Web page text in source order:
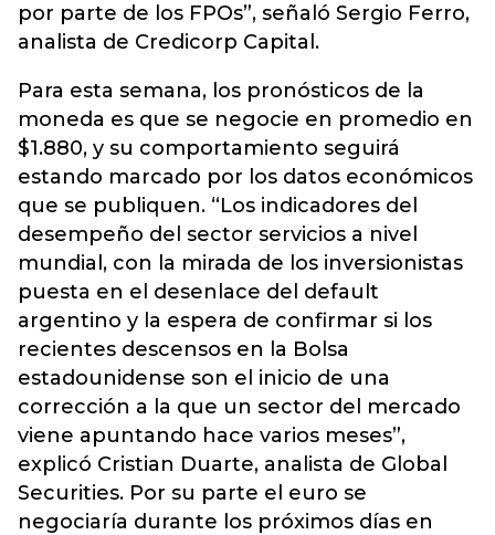
por parte de los FPOs”, señaló Sergio Ferro,
analista de Credicorp Capital.
Para esta semana, los pronósticos de la
moneda es que se negocie en promedio en
$1.880, y su comportamiento seguirá
estando marcado por los datos económicos
que se publiquen. “Los indicadores del
desempeño del sector servicios a nivel
mundial, con la mirada de los inversionistas
puesta en el desenlace del default
argentino y la espera de confirmar si los
recientes descensos en la Bolsa
estadounidense son el inicio de una
corrección a la que un sector del mercado
viene apuntando hace varios meses”,
explicó Cristian Duarte, analista de Global
Securities. Por su parte el euro se
negociaría durante los próximos días en